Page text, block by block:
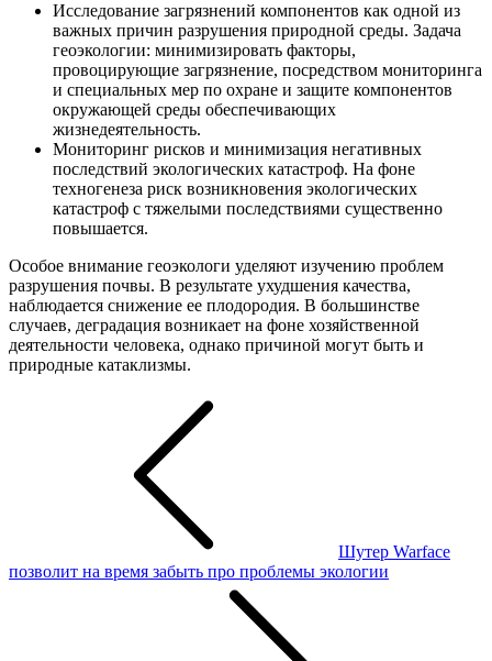
Исследование загрязнений компонентов как одной из
важных причин разрушения природной среды. Задача
геоэкологии: минимизировать факторы,
провоцирующие загрязнение, посредством мониторинга
и специальных мер по охране и защите компонентов
окружающей среды обеспечивающих
жизнедеятельность.
Мониторинг рисков и минимизация негативных
последствий экологических катастроф. На фоне
техногенеза риск возникновения экологических
катастроф с тяжелыми последствиями существенно
повышается.
Особое внимание геоэкологи уделяют изучению проблем
разрушения почвы. В результате ухудшения качества,
наблюдается снижение ее плодородия. В большинстве
случаев, деградация возникает на фоне хозяйственной
деятельности человека, однако причиной могут быть и
природные катаклизмы.
Шутер Warface
позволит на время забыть про проблемы экологии